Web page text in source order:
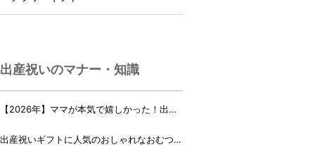
出産祝いのマナー・知識
【2026年】ママが本気で嬉しかった！出産
出産祝いギフトに人気のおしゃれなおむつケ